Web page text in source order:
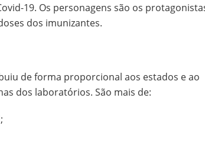
19. Os personagens são os
dos imunizantes.
de forma proporcional aos estados e ao
dos laboratórios. São mais de: